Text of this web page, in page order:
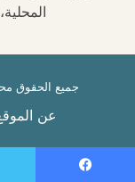
جميع الحقوق
عن